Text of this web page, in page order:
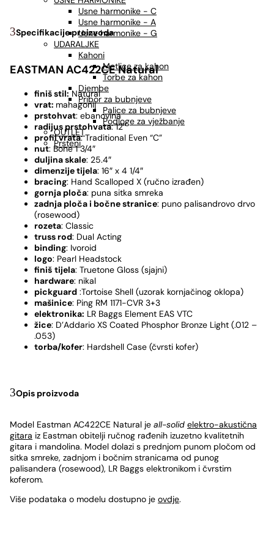
Usne harmonike - C
Usne harmonike - A
Usne harmonike - G
UDARALJKE
Kahoni
Metlice za kahon
Torbe za kahon
Djembe
Pribor za bubnjeve
Palice za bubnjeve
Podloge za vježbanje
OUTLET
Prsteni
Specifikacije proizvoda
EASTMAN AC422CE Natural
finiš stil:Natural
vrat: mahagonij
prstohvat: ebanovina
radijus prstohvata: 12″
profil vrata: Traditional Even “C”
nut: Bone 1 3/4″
duljina skale: 25.4″
dimenzije tijela: 16″ x 4 1/4″
bracing: Hand Scalloped X (ručno izrađen)
gornja ploča: puna sitka smreka
zadnja ploča i bočne stranice: puno palisandrovo drvo
(rosewood)
rozeta: Classic
truss rod: Dual Acting
binding: Ivoroid
logo: Pearl Headstock
finiš tijela: Truetone Gloss (sjajni)
hardware: nikal
pickguard :Tortoise Shell (uzorak kornjačinog oklopa)
mašinice: Ping RM 1171-CVR 3+3
elektronika: LR Baggs Element EAS VTC
žice: D’Addario XS Coated Phosphor Bronze Light (.012 –
.053)
torba/kofer: Hardshell Case (čvrsti kofer)
Opis proizvoda
Model Eastman AC422CE Natural je all-solid elektro-akustična
gitara iz Eastman obitelji ručnog rađenih izuzetno kvalitetnih
gitara i mandolina. Model dolazi s prednjom punom pločom od
sitka smreke, zadnjom i bočnim stranicama od punog
palisandera (rosewood), LR Baggs elektronikom i čvrstim
koferom.
Više podataka o modelu dostupno je ovdje.